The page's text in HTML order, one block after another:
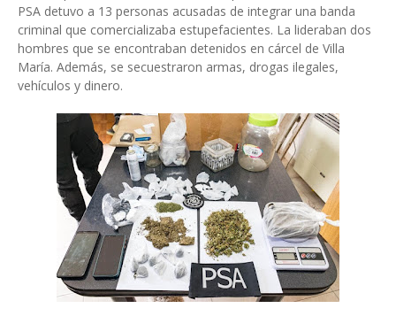
PSA detuvo a 13 personas acusadas de integrar una banda
criminal que comercializaba estupefacientes. La lideraban dos
hombres que se encontraban detenidos en cárcel de Villa
María. Además, se secuestraron armas, drogas ilegales,
vehículos y dinero.